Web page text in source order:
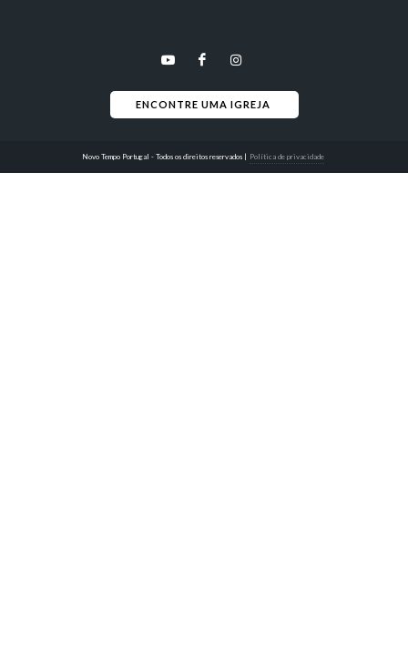
ENCONTRE UMA IGREJA
Novo Tempo Portugal - Todos os direitos reservados| Política de privacidade